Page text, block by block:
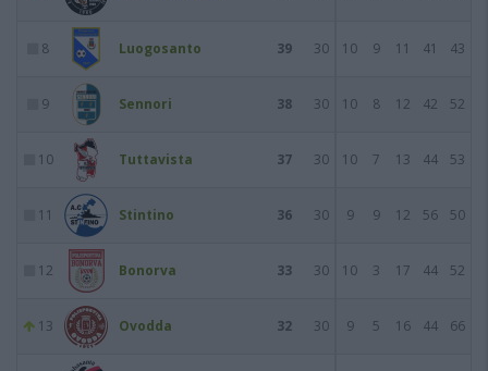
8 Luogosanto 39 30 10 9 11 41 43
9 Sennori 38 30 10 8 12 42 52
10 Tuttavista 37 30 10 7 13 44 53
11 Stintino 36 30 9 9 12 56 50
12 Bonorva 33 30 10 3 17 44 52
13 Ovodda 32 30 9 5 16 44 66